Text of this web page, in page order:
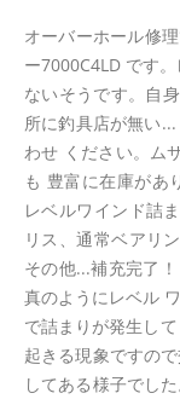
オーバーホール修
ー7000C4LD です
ないそうです。自
所に釣具店が無い
わせ ください。ム
も 豊富に在庫があ
レベルワインド詰
リス、通常ベアリ
その他...補充完了
真のようにレベル
で詰まりが発生し
起きる現象ですの
してある様子でし